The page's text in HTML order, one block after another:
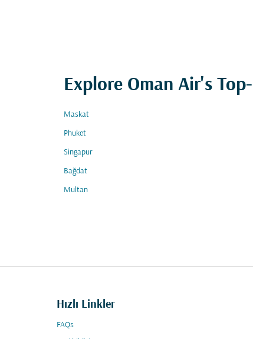
Explore Oman Air's
Maskat
Phuket
Singapur
Bağdat
Multan
Hızlı Linkler
FAQs